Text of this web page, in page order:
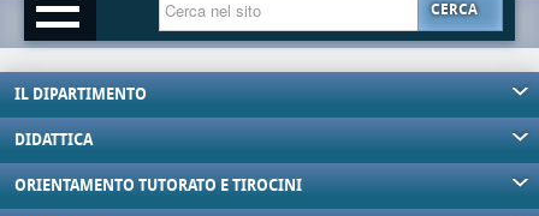
CERCA
IL DIPARTIMENTO
DIDATTICA
ORIENTAMENTO TUTORATO E TIROCINI